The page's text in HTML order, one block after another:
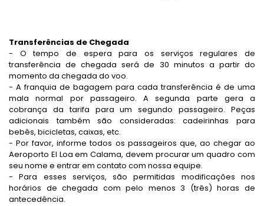
Transferências de Chegada
- O tempo de espera para
os serviços
regulares de
transferência de chegada será de 30 minutos a partir do
momento da chegada do voo.
- A franquia de bagagem para cada transferência é de uma
mala normal por passageiro. Asegunda parte gera a
cobrança da tarifa para um segundo passageiro. Peças
adicionaistambém são consideradas: cadeirinhas para
bebês, bicicletas, caixas, etc.
- Por favor, informe todos os passageiros que, ao chegar ao
Aeroporto El Loa em Calama, devem procurar um quadro com
seu nome e entrar em contato com nossa equipe.
- Para esses serviços, são permitidas modificações nos
horários de chegada com pelo menos3 (três) horas de
antecedência.